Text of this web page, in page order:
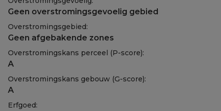
Geen overstromingsgevoelig gebied
Overstromingsgebied:
Geen afgebakende zones
Overstromingskans perceel (P-score):
A
Overstromingskans gebouw (G-score):
A
Erfgoed: